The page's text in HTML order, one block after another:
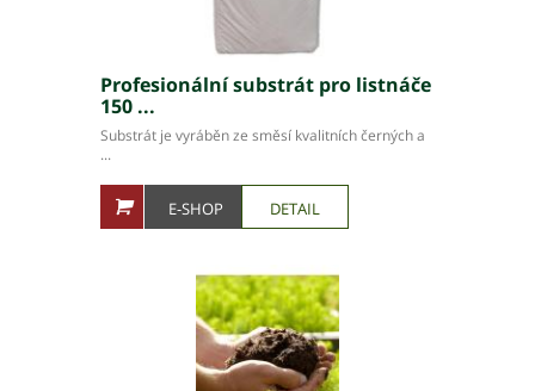
Profesionální substrát pro listnáče
150 ...
Substrát je vyráběn ze směsí kvalitních černých a
...
E-SHOP DETAIL